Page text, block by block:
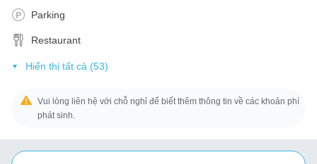
Parking
Restaurant
Hiển thị tất cả (53)
Vui lòng liên hệ với chỗ nghỉ để biết thêm thông tin về các khoản phí
phát sinh.